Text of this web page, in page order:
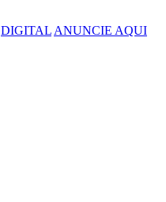
DIGITAL ANUNCIE AQUI